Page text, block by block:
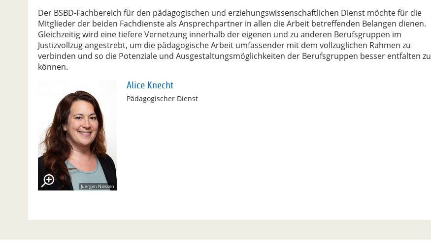
Der BSBD-Fachbereich für den pädagogischen und erziehungswissenschaftlichen Dienst möchte für die
Mitglieder der beiden Fachdienste als Ansprechpartner in allen die Arbeit betreffenden Belangen dienen.
Gleichzeitig wird eine tiefere Vernetzung innerhalb der eigenen und zu anderen Berufsgruppen im
Justizvollzug angestrebt, um die pädagogische Arbeit umfassender mit dem vollzuglichen Rahmen zu
verbinden und so die Potenziale und Ausgestaltungsmöglichkeiten der Berufsgruppen besser entfalten zu
können.
Juergen Niessen
Alice Knecht
Pädagogischer Dienst